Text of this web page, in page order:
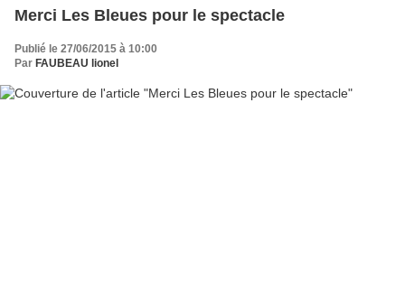
Merci Les Bleues pour le spectacle
Publié le 27/06/2015 à 10:00
Par FAUBEAU lionel